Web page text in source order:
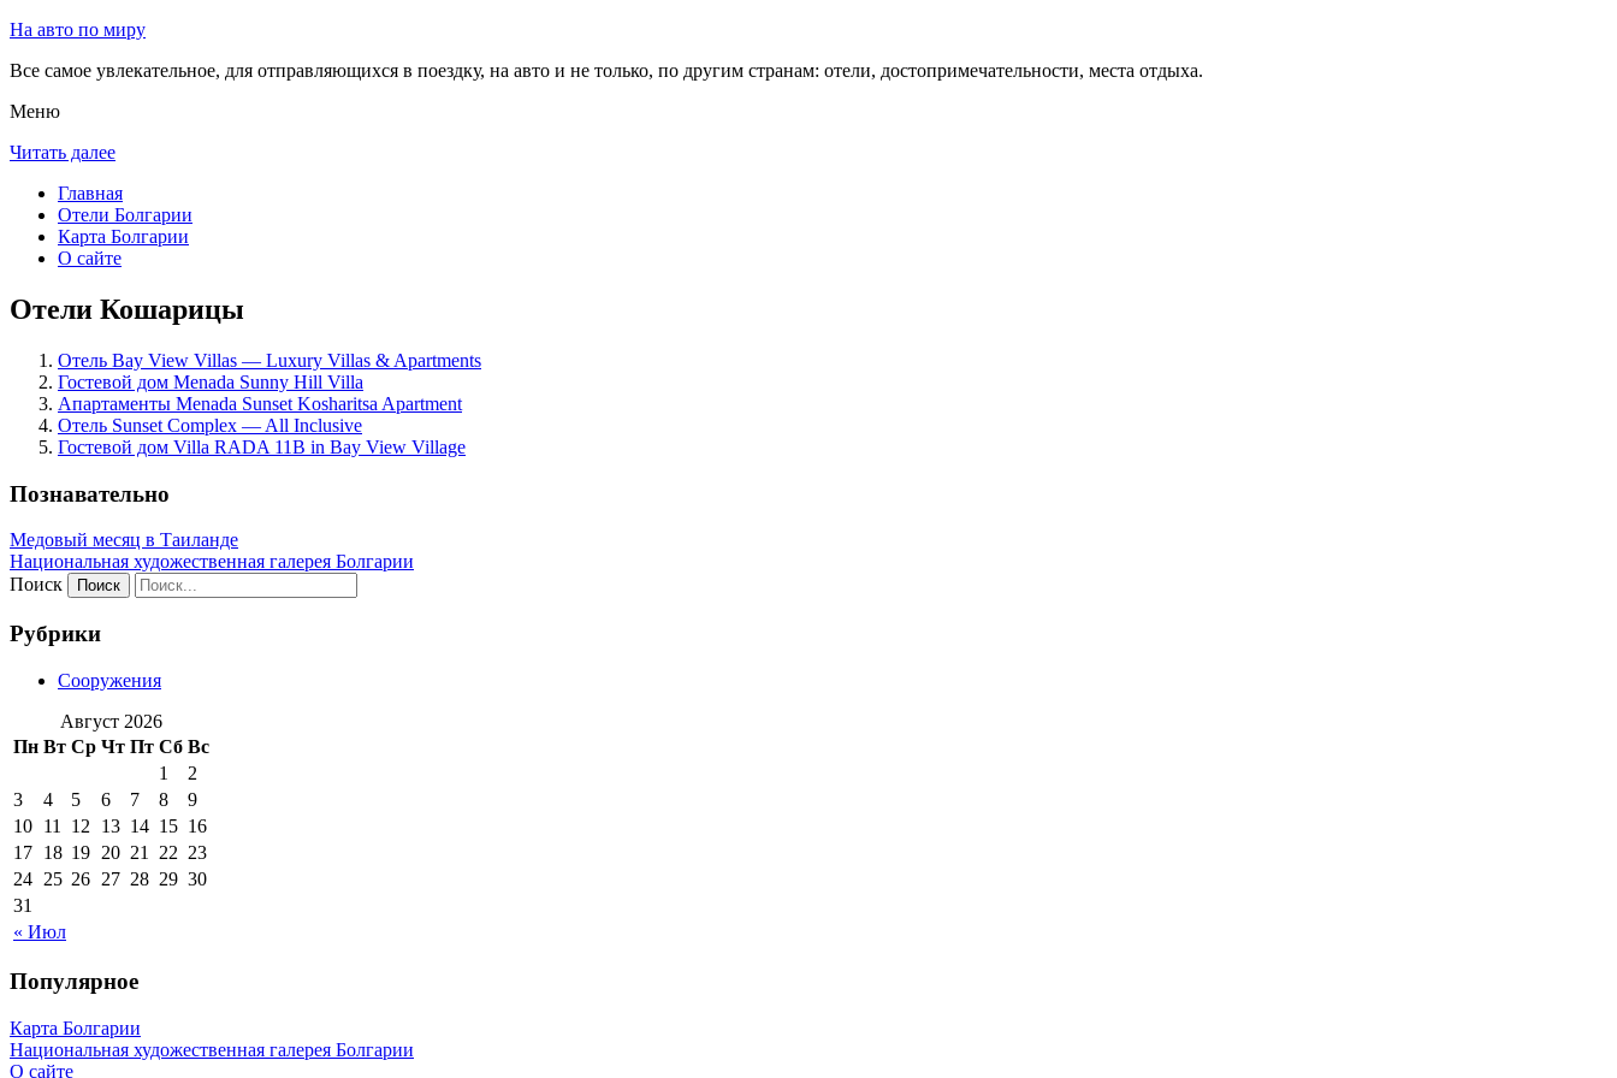
На авто по миру
Все самое увлекательное, для отправляющихся в поездку, на авто и не только, по другим странам: отели, достопримечательности, места отдыха.
Меню
Читать далее
Главная
Отели Болгарии
Карта Болгарии
О сайте
Отели Кошарицы
Отель Bay View Villas — Luxury Villas & Apartments
Гостевой дом Menada Sunny Hill Villa
Апартаменты Menada Sunset Kosharitsa Apartment
Отель Sunset Complex — All Inclusive
Гостевой дом Villa RADA 11B in Bay View Village
Познавательно
Медовый месяц в Таиланде
Национальная художественная галерея Болгарии
Поиск
Рубрики
Сооружения
Август 2026
Пн Вт Ср Чт Пт Сб Вс
« Июл
1
2
3
4 5 6 7 8
9
10 11 12 13 14 15 16
17 18 19 20 21 22 23
24 25 26 27 28 29 30
31
Популярное
Карта Болгарии
Национальная художественная галерея Болгарии
О сайте